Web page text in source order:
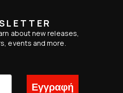
about new releases,
events and more.
Εγγραφή